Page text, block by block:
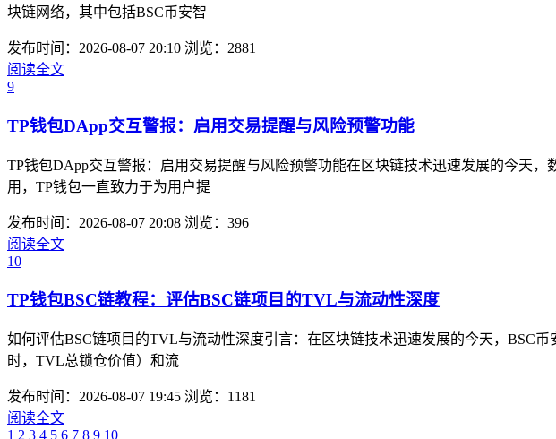
块链网络，其中包括BSC币安智
发布时间：2026-08-07 20:10 浏览：2881
阅读全文
9
TP钱包DApp交互警报：启用交易提醒与风险预警功能
TP钱包DApp交互警报：启用交易提醒与风险预警功能在区块链技术迅速发展的今天
用，TP钱包一直致力于为用户提
发布时间：2026-08-07 20:08 浏览：396
阅读全文
10
TP钱包BSC链教程：评估BSC链项目的TVL与流动性深度
如何评估BSC链项目的TVL与流动性深度引言：在区块链技术迅速发展的今天，BSC
时，TVL总锁仓价值）和流
发布时间：2026-08-07 19:45 浏览：1181
阅读全文
1 2 3 4 5 6 7 8 9 10